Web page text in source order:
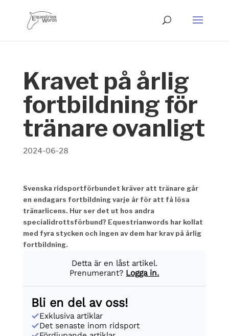
Kravet på årlig
fortbildning för
tränare ovanligt
2024-06-28
Svenska ridsportförbundet kräver att tränare går
en endagars fortbildning varje år för att få lösa
tränarlicens. Hur ser det ut hos andra
specialidrottsförbund? Equestrianwords har kollat
med fyra stycken och ingen av dem har krav på årlig
fortbildning.